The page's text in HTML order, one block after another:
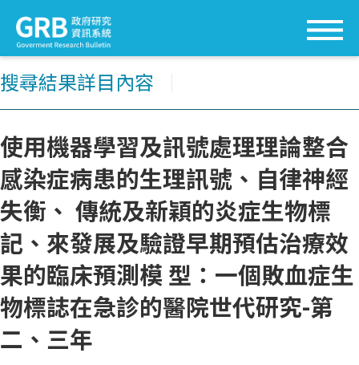
搜尋結果詳目內容
使用機器學習及訊號處理理論整合
感染症病患的生理訊號、自律神經
失衡、 傳統及新穎的炎症生物標
記、來發展及驗證早期預估治療效
果的臨床預測模 型：一個敗血症生
物標誌在急診的醫院世代研究-第
二、三年